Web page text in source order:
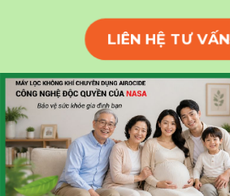
LIÊN HỆ TƯ VẤN!